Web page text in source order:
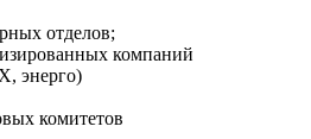
отделов;
компаний
энерго)
комитетов